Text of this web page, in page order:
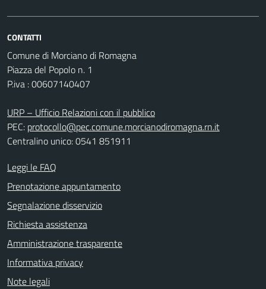
CONTATTI
Comune di Morciano di Romagna
Piazza del Popolo n. 1
P.iva : 00607140407
URP – Ufficio Relazioni con il pubblico
PEC: protocollo@pec.comune.morcianodiromagna.rn.it
Centralino unico: 0541 851911
Leggi le FAQ
Prenotazione appuntamento
Segnalazione disservizio
Richiesta assistenza
Amministrazione trasparente
Informativa privacy
Note legali